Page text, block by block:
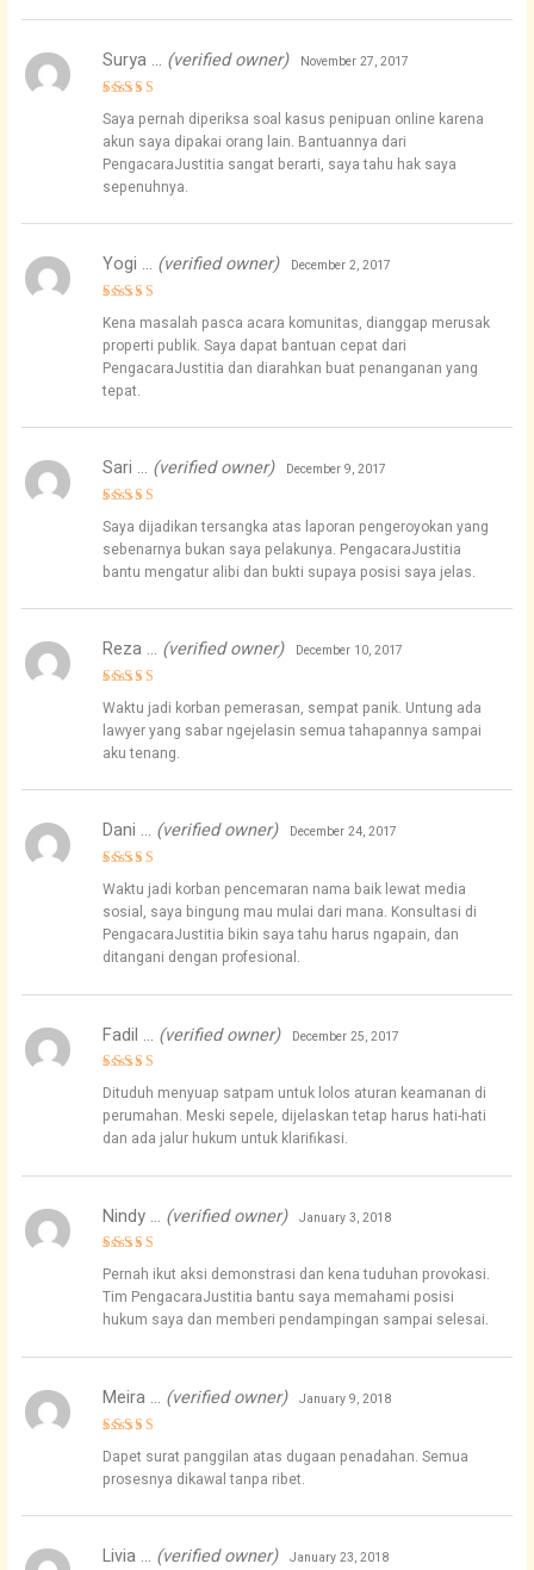
out of 5
Surya … (verified owner) November 27, 2017
Saya pernah diperiksa soal kasus penipuan online karena
akun saya dipakai orang lain. Bantuannya dari
PengacaraJustitia sangat berarti, saya tahu hak saya
sepenuhnya.
out of 5
Yogi … (verified owner) December 2, 2017
Kena masalah pasca acara komunitas, dianggap merusak
properti publik. Saya dapat bantuan cepat dari
PengacaraJustitia dan diarahkan buat penanganan yang
tepat.
Rated
out of 5
Sari … (verified owner) December 9, 2017
Saya dijadikan tersangka atas laporan pengeroyokan yang
sebenarnya bukan saya pelakunya. PengacaraJustitia
bantu mengatur alibi dan bukti supaya posisi saya jelas.
Rated
out of 5
Reza … (verified owner) December 10, 2017
Waktu jadi korban pemerasan, sempat panik. Untung ada
lawyer yang sabar ngejelasin semua tahapannya sampai
aku tenang.
Rated
out of 5
Dani … (verified owner) December 24, 2017
Waktu jadi korban pencemaran nama baik lewat media
sosial, saya bingung mau mulai dari mana. Konsultasi di
PengacaraJustitia bikin saya tahu harus ngapain, dan
ditangani dengan profesional.
Rated
out of 5
Fadil … (verified owner) December 25, 2017
Dituduh menyuap satpam untuk lolos aturan keamanan di
perumahan. Meski sepele, dijelaskan tetap harus hati-hati
dan ada jalur hukum untuk klarifikasi.
Rated
5
out of 5
Nindy … (verified owner) January 3, 2018
Pernah ikut aksi demonstrasi dan kena tuduhan provokasi.
Tim PengacaraJustitia bantu saya memahami posisi
hukum saya dan memberi pendampingan sampai selesai.
out of 5
Meira … (verified owner) January 9, 2018
Dapet surat panggilan atas dugaan penadahan. Semua
prosesnya dikawal tanpa ribet.
Livia … (verified owner) January 23, 2018